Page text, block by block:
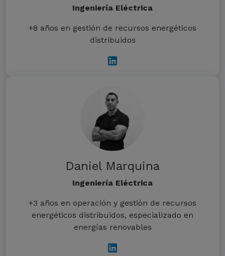
Ingeniería Eléctrica
+8 años en gestión de recursos energéticos
distribuidos
Daniel Marquina
Ingeniería Eléctrica
+3 años en operación y gestión de recursos
energéticos distribuidos, especializado en
energías renovables